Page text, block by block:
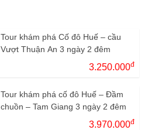
Tour khám phá Cố đô Huế – cầu
Vượt Thuận An 3 ngày 2 đêm
3.250.000đ
Tour khám phá cố đô Huế – Đầm
chuồn – Tam Giang 3 ngày 2 đêm
3.970.000đ